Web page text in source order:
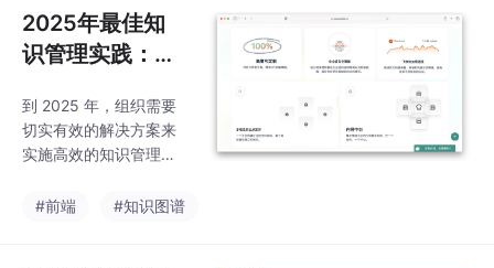
链路智能化服务体系，
助力企业实现精准触达
与用户价值深度挖掘。”
2025年最佳知
识管理实践：当
素
到 2025 年，组织需要
切实有效的解决方案来
实施高效的知识管理。
在企业能够彻底改变捕
#前端 #知识图谱